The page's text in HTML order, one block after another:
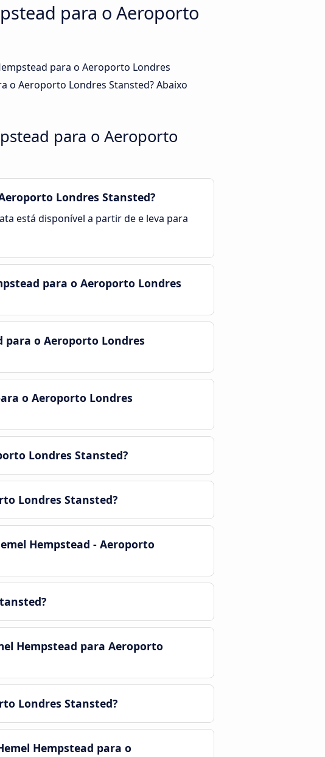
para o Aeroporto
para o Aeroporto Londres
o Aeroporto Londres Stansted? Abaixo
para o Aeroporto
Londres Stansted?
está disponível a partir de e leva para
para o Aeroporto Londres
para o Aeroporto Londres
o Aeroporto Londres
Londres Stansted?
Londres Stansted?
Hempstead - Aeroporto
Hempstead para Aeroporto
Londres Stansted?
Hempstead para o